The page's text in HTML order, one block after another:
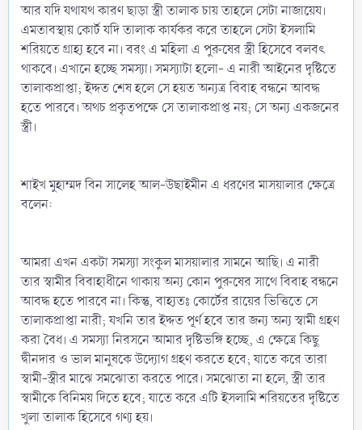
আর যদি যথাযথ কারণ ছাড়া স্ত্রী তালাক চায় তাহলে সেটা নাজায়েয।
এমতাবস্থায় কোর্ট যদি তালাক কার্যকর করে তাহলে সেটা ইসলামি
শরিয়তে গ্রাহ্য হবে না। বরং এ মহিলা এ পুরুষের স্ত্রী হিসেবে বলবৎ
থাকবে। এখানে হচ্ছে সমস্যা। সমস্যাটা হলো- এ নারী আইনের দৃষ্টিতে
তালাকপ্রাপ্তা; ইদ্দত শেষ হলে সে হয়ত অন্যত্র বিবাহ বন্ধনে আবদ্ধ
হতে পারবে। অথচ প্রকৃতপক্ষে সে তালাকপ্রাপ্ত নয়; সে অন্য একজনের
স্ত্রী।
শাইখ মুহাম্মদ বিন সালেহ আল-উছাইমীন এ ধরণের মাসয়ালার ক্ষেত্রে
বলেন:
আমরা এখন একটা সমস্যা সংকুল মাসয়ালার সামনে আছি। এ নারী
তার স্বামীর বিবাহাধীনে থাকায় অন্য কোন পুরুষের সাথে বিবাহ বন্ধনে
আবদ্ধ হতে পারবে না। কিন্তু, বাহ্যতঃ কোর্টের রায়ের ভিত্তিতে সে
তালাকপ্রাপ্তা নারী; যখনি তার ইদ্দত পূর্ণ হবে তার জন্য অন্য স্বামী গ্রহণ
করা বৈধ। এ সমস্যা নিরসনে আমার দৃষ্টিভঙ্গি হচ্ছে, এ ক্ষেত্রে কিছু
দ্বীনদার ও ভাল মানুষকে উদ্যোগ গ্রহণ করতে হবে; যাতে করে তারা
স্বামী-স্ত্রীর মাঝে সমঝোতা করতে পারে। সমঝোতা না হলে, স্ত্রী তার
স্বামীকে বিনিময় দিতে হবে; যাতে করে এটি ইসলামি শরিয়তের দৃষ্টিতে
খুলা তালাক হিসেবে গণ্য হয়।